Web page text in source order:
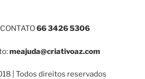
66 3426 5306
meajuda@criativoaz.com
| Todos direitos reservados